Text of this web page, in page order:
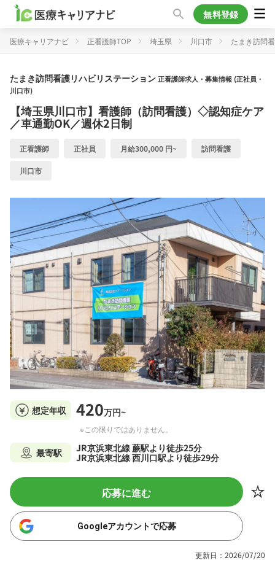
無料登録
医療キャリアナビ 正看護師TOP 埼玉県 川口市 たまき訪問
たまき訪問看護リハビリステーション正看護師求人・募集情報 (正社員・
川口市)
【埼玉県川口市】看護師（訪問看護）◇認知症ケア
／車通勤OK／週休2日制
正看護師 正社員 月給300,000 円~ 訪問看護
川口市
想定年収 420万円~
※この限りではありません。
最寄駅
JR京浜東北線 蕨駅より徒歩25分
JR京浜東北線 西川口駅より徒歩29分
応募に進む
Googleアカウントで応募
更新日：2026/07/20